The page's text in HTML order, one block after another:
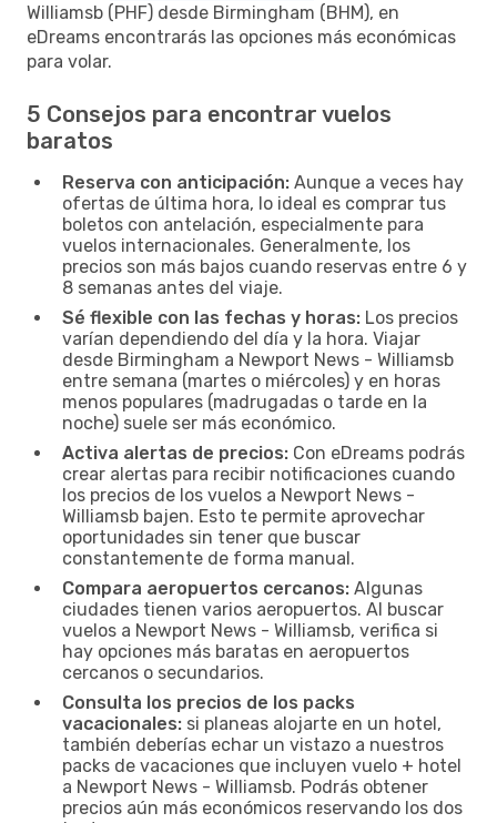
Williamsb (PHF) desde Birmingham (BHM), en
eDreams encontrarás las opciones más económicas
para volar.
5 Consejos para encontrar vuelos
baratos
Reserva con anticipación: Aunque a veces hay
ofertas de última hora, lo ideal es comprar tus
boletos con antelación, especialmente para
vuelos internacionales. Generalmente, los
precios son más bajos cuando reservas entre 6 y
8 semanas antes del viaje.
Sé flexible con las fechas y horas: Los precios
varían dependiendo del día y la hora. Viajar
desde Birmingham a Newport News - Williamsb
entre semana (martes o miércoles) y en horas
menos populares (madrugadas o tarde en la
noche) suele ser más económico.
Activa alertas de precios: Con eDreams podrás
crear alertas para recibir notificaciones cuando
los precios de los vuelos a Newport News -
Williamsb bajen. Esto te permite aprovechar
oportunidades sin tener que buscar
constantemente de forma manual.
Compara aeropuertos cercanos: Algunas
ciudades tienen varios aeropuertos. Al buscar
vuelos a Newport News - Williamsb, verifica si
hay opciones más baratas en aeropuertos
cercanos o secundarios.
Consulta los precios de los packs
vacacionales: si planeas alojarte en un hotel,
también deberías echar un vistazo a nuestros
packs de vacaciones que incluyen vuelo + hotel
a Newport News - Williamsb. Podrás obtener
precios aún más económicos reservando los dos